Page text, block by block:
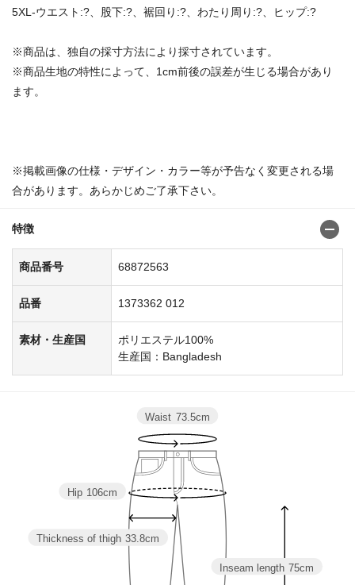
5XL-ウエスト:?、股下:?、裾回り:?、わたり周り:?、ヒップ:?
※商品は、独自の採寸方法により採寸されています。
※商品生地の特性によって、1cm前後の誤差が生じる場合があり
ます。
※掲載画像の仕様・デザイン・カラー等が予告なく変更される場
合があります。あらかじめご了承下さい。
特徴
商品番号 68872563
品番 1373362 012
素材・生産国
ポリエステル100%
生産国：Bangladesh
Inseam length 75cm
Thickness of thigh 33.8cm
Hip 106cm
Waist 73.5cm